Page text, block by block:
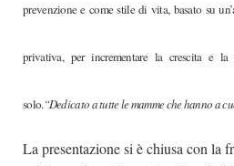
prevenzione e come stile di vita, basato su
privativa, per incrementare la crescita e
solo.“Dedicato a tutte le mamme che hanno a
La presentazione si è chiusa con la